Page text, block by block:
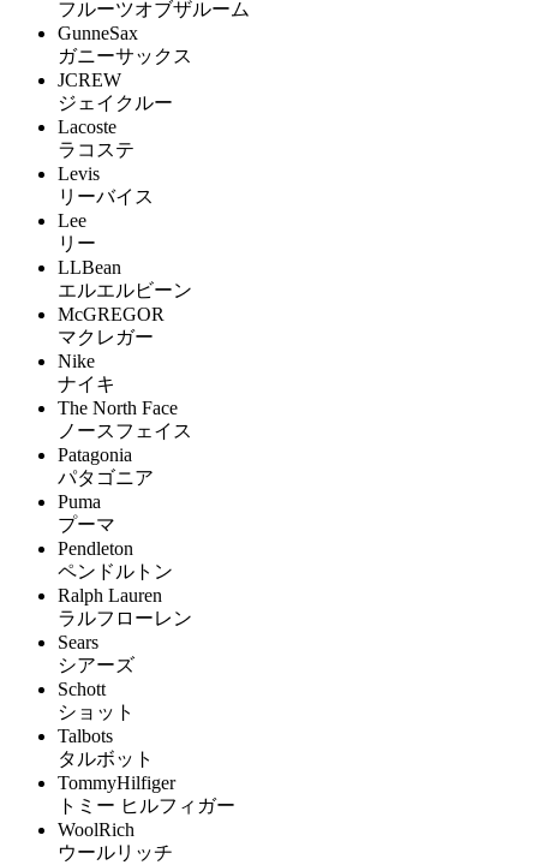
フルーツオブザルーム
GunneSax
ガニーサックス
JCREW
ジェイクルー
Lacoste
ラコステ
Levis
リーバイス
Lee
リー
LLBean
エルエルビーン
McGREGOR
マクレガー
Nike
ナイキ
The North Face
ノースフェイス
Patagonia
パタゴニア
Puma
プーマ
Pendleton
ペンドルトン
Ralph Lauren
ラルフローレン
Sears
シアーズ
Schott
ショット
Talbots
タルボット
TommyHilfiger
トミー ヒルフィガー
WoolRich
ウールリッチ